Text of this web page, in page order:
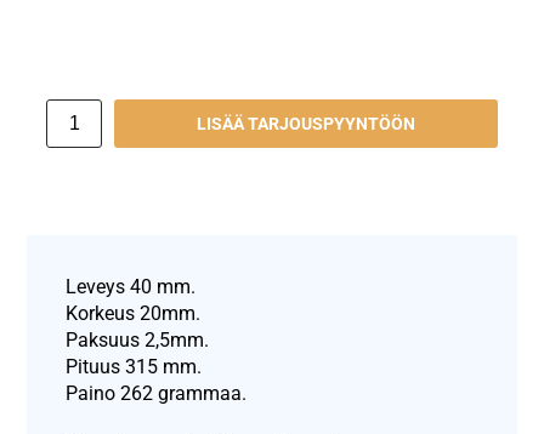
LISÄÄ TARJOUSPYYNTÖÖN
Leveys 40 mm.
Korkeus 20mm.
Paksuus 2,5mm.
Pituus 315 mm.
Paino 262 grammaa.